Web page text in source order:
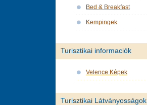
Bed & Breakfast
Kempingek
Turisztikai informaciók
Velence Képek
Turisztikai Látványosságok